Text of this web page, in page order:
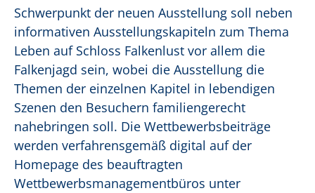
Schwerpunkt der neuen Ausstellung soll neben
informativen Ausstellungskapiteln zum Thema
Leben auf Schloss Falkenlust vor allem die
Falkenjagd sein, wobei die Ausstellung die
Themen der einzelnen Kapitel in lebendigen
Szenen den Besuchern familiengerecht
nahebringen soll. Die Wettbewerbsbeiträge
werden verfahrensgemäß digital auf der
Homepage des beauftragten
Wettbewerbsmanagementbüros unter